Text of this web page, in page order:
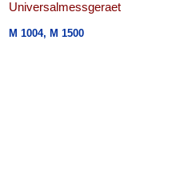
Universalmessgeraet
M 1004, M 1500